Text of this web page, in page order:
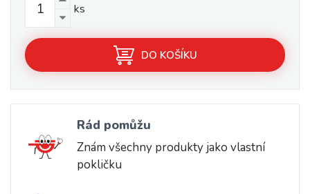
ks
DO KOŠÍKU
Rád pomůžu
Znám všechny produkty jako vlastní
pokličku